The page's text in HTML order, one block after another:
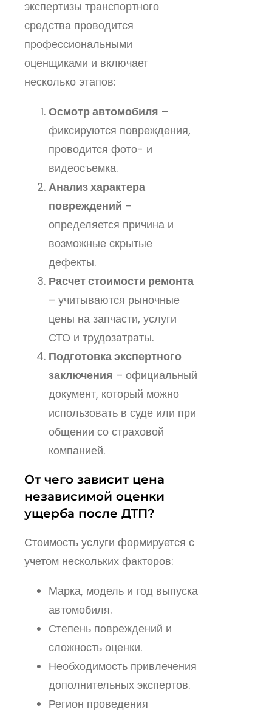
экспертизы транспортного
средства проводится
профессиональными
оценщиками и включает
несколько этапов:
Осмотр автомобиля –
фиксируются повреждения,
проводится фото- и
видеосъемка.
Анализ характера
повреждений –
определяется причина и
возможные скрытые
дефекты.
Расчет стоимости ремонта
– учитываются рыночные
цены на запчасти, услуги
СТО и трудозатраты.
Подготовка экспертного
заключения – официальный
документ, который можно
использовать в суде или при
общении со страховой
компанией.
От чего зависит цена
независимой оценки
ущерба после ДТП?
Стоимость услуги формируется с
учетом нескольких факторов:
Марка, модель и год выпуска
автомобиля.
Степень повреждений и
сложность оценки.
Необходимость привлечения
дополнительных экспертов.
Регион проведения